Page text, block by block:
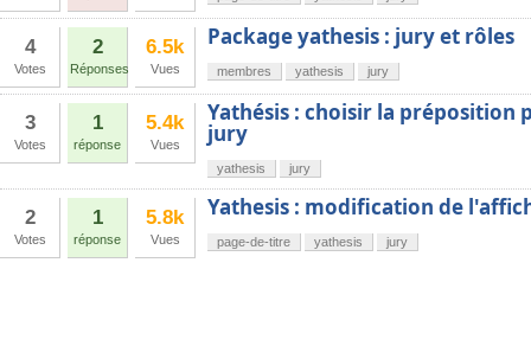
4
Votes
2
Réponses
6.5k
Vues
Package yathesis : jury et rôles
membres yathesis jury
3
Votes
1
réponse
5.4k
Vues
Yathésis : choisir la préposition
jury
yathesis jury
2
Votes
1
réponse
5.8k
Vues
Yathesis : modification de
page-de-titre yathesis jury